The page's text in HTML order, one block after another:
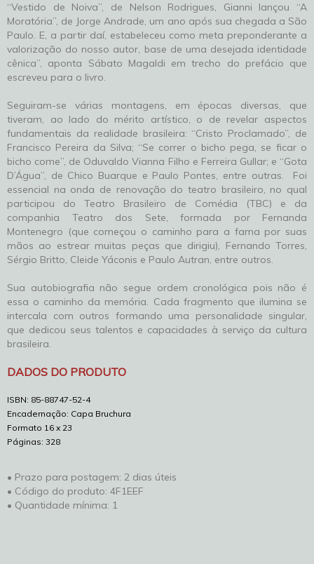
“Vestido de Noiva”, de Nelson Rodrigues, Gianni lançou “A
Moratória”, de Jorge Andrade, um ano após sua chegada a São
Paulo. E, a partir daí, estabeleceu como meta preponderante a
valorização do nosso autor, base de uma desejada identidade
cênica”, aponta Sábato Magaldi em trecho do prefácio que
escreveu para o livro.
Seguiram-se várias montagens, em épocas diversas, que
tiveram, ao lado do mérito artístico, o de revelar aspectos
fundamentais da realidade brasileira: “Cristo Proclamado”, de
Francisco Pereira da Silva; “Se correr o bicho pega, se ficar o
bicho come”, de Oduvaldo Vianna Filho e Ferreira Gullar; e “Gota
D’Água”, de Chico Buarque e Paulo Pontes, entre outras. Foi
essencial na onda de renovação do teatro brasileiro, no qual
participou do Teatro Brasileiro de Comédia (TBC) e da
companhia Teatro dos Sete, formada por Fernanda
Montenegro (que começou o caminho para a fama por suas
mãos ao estrear muitas peças que dirigiu), Fernando Torres,
Sérgio Britto, Cleide Yáconis e Paulo Autran, entre outros.
Sua autobiografia não segue ordem cronológica pois não é
essa o caminho da memória. Cada fragmento que ilumina se
intercala com outros formando uma personalidade singular,
que dedicou seus talentos e capacidades à serviço da cultura
brasileira.
DADOS DO PRODUTO
ISBN: 85-88747-52-4
Encadernação: Capa Bruchura
Formato 16 x 23
Páginas: 328
• Prazo para postagem: 2 dias úteis
• Código do produto: 4F1EEF
• Quantidade mínima: 1